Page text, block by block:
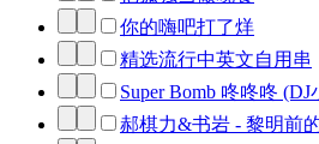
你的嗨吧打了烊
精选流行中英文自用串
Super Bomb 咚咚咚 (DJ
郝棋力&书岩 - 黎明前